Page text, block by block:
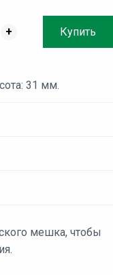
+ Купить
31 мм.
мешка, чтобы